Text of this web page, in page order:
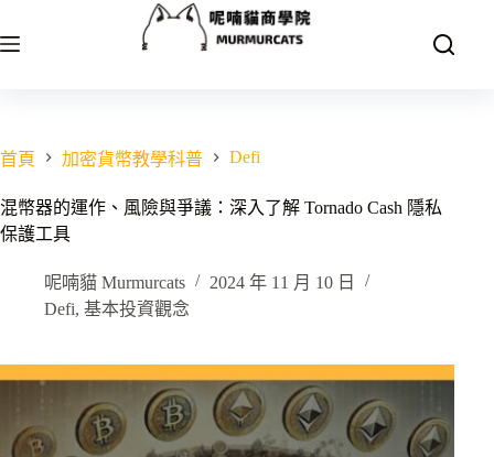
至
容
首頁 加密貨幣教學科普 Defi
混幣器的運作、風險與爭議：深入了解 Tornado Cash 隱私
保護工具
呢喃貓 Murmurcats
2024 年 11 月 10 日
Defi, 基本投資觀念